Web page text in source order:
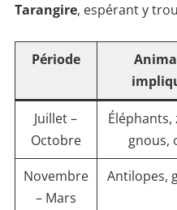
Tarangire, espérant y
Période
Juillet –
Octobre
Éléphants,
gnous,
Novembre
– Mars
Antilopes,